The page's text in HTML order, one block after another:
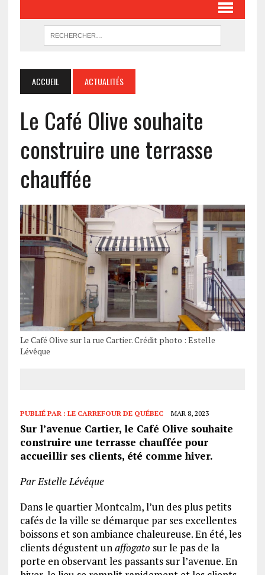
ACCUEIL ACTUALITÉS
Le Café Olive souhaite
construire une terrasse
chauffée
Le Café Olive sur la rue Cartier. Crédit photo : Estelle
Lévêque
PUBLIÉ PAR : LE CARREFOUR DE QUÉBEC MAR 8, 2023
Sur l’avenue Cartier, le Café Olive souhaite
construire une terrasse chauffée pour
accueillir ses clients, été comme hiver.
Par Estelle Lévêque
Dans le quartier Montcalm, l’un des plus petits
cafés de la ville se démarque par ses excellentes
boissons et son ambiance chaleureuse. En été, les
clients dégustent unaffogato sur le pas de la
porte en observant les passants sur l’avenue. En